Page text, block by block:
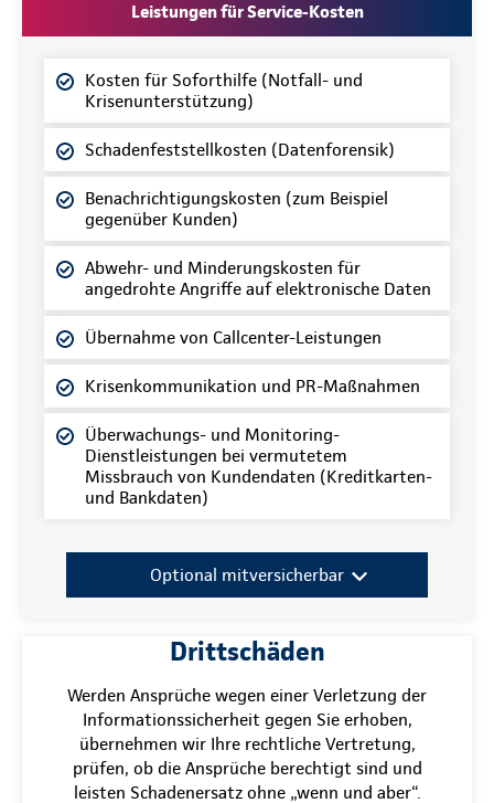
Leistungen für Service-Kosten
Kosten für Soforthilfe (Notfall- und
Krisenunterstützung)
Schadenfeststellkosten (Datenforensik)
Benachrichtigungskosten (zum Beispiel
gegenüber Kunden)
Abwehr- und Minderungskosten für
angedrohte Angriffe auf elektronische Daten
Übernahme von Callcenter-Leistungen
Krisenkommunikation und PR-Maßnahmen
Überwachungs- und Monitoring-
Dienstleistungen bei vermutetem
Missbrauch von Kundendaten (Kreditkarten-
und Bankdaten)
Optional mitversicherbar
Drittschäden
Werden Ansprüche wegen einer Verletzung der
Informationssicherheit gegen Sie erhoben,
übernehmen wir Ihre rechtliche Vertretung,
prüfen, ob die Ansprüche berechtigt sind und
leisten Schadenersatz ohne „wenn und aber“.